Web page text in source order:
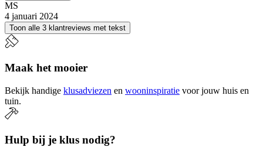
MS
4 januari 2024
Toon alle 3 klantreviews met tekst
Maak het mooier
Bekijk handige klusadviezen en wooninspiratie voor jouw huis en
tuin.
Hulp bij je klus nodig?